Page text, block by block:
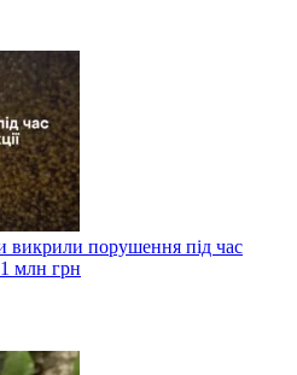
викрили порушення під час
млн грн